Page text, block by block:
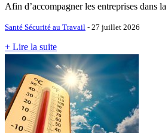
Afin d’accompagner les entreprises dans
Santé Sécurité au Travail - 27 juillet 2026
+ Lire la suite